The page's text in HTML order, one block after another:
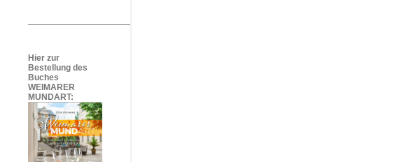
Hier zur
Bestellung des
Buches
WEIMARER
MUNDART: